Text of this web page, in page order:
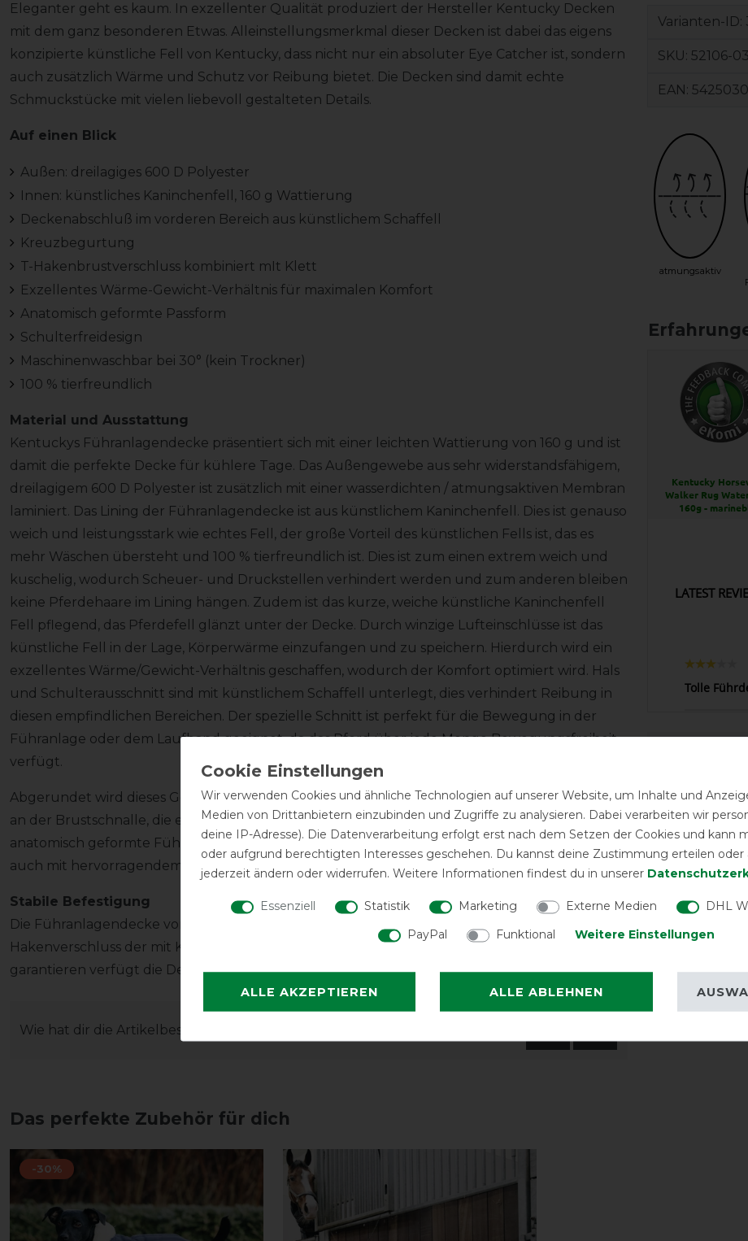
Eleganter geht es kaum. In exzellenter Qualität produziert der Hersteller Kentucky Decken
mit dem ganz besonderen Etwas. Alleinstellungsmerkmal dieser Decken ist dabei das eigens
konzipierte künstliche Fell von Kentucky, dass nicht nur ein absoluter Eye Catcher ist, sondern
auch zusätzlich Wärme und Schutz vor Reibung bietet. Die Decken sind damit echte
Schmuckstücke mit vielen liebevoll gestalteten Details.
Auf einen Blick
Außen: dreilagiges 600 D Polyester
Innen: künstliches Kaninchenfell, 160 g Wattierung
Deckenabschluß im vorderen Bereich aus künstlichem Schaffell
Kreuzbegurtung
T-Hakenbrustverschluss kombiniert mIt Klett
Exzellentes Wärme-Gewicht-Verhältnis für maximalen Komfort
Anatomisch geformte Passform
Schulterfreidesign
Maschinenwaschbar bei 30° (kein Trockner)
100 % tierfreundlich
Material und Ausstattung
Kentuckys Führanlagendecke präsentiert sich mit einer leichten Wattierung von 160 g und ist
damit die perfekte Decke für kühlere Tage. Das Außengewebe aus sehr widerstandsfähigem,
dreilagigem 600 D Polyester ist zusätzlich mit einer wasserdichten / atmungsaktiven Membran
laminiert. Das Lining der Führanlagendecke ist aus künstlichem Kaninchenfell. Dies ist genauso
weich und leistungsstark wie echtes Fell, der große Vorteil des künstlichen Fells ist, das es
mehr Wäschen übersteht und 100 % tierfreundlich ist. Dies ist zum einen extrem weich und
kuschelig, wodurch Scheuer- und Druckstellen verhindert werden und zum anderen bleiben
keine Pferdehaare im Lining hängen. Zudem ist das kurze, weiche künstliche Kaninchenfell
Fell pflegend, das Pferdefell glänzt unter der Decke. Durch winzige Lufteinschlüsse ist das
künstliche Fell in der Lage, Körperwärme einzufangen und zu speichern. Hierdurch wird ein
exzellentes Wärme/Gewicht-Verhältnis geschaffen, wodurch der Komfort optimiert wird. Hals
und Schulterausschnitt sind mit künstlichem Schaffell unterlegt, dies verhindert Reibung in
diesen empfindlichen Bereichen. Der spezielle Schnitt ist perfekt für die Bewegung in der
Führanlage oder dem Laufband geeignet, da das Pferd über jede Menge Bewegungsfreiheit
verfügt.
Abgerundet wird dieses Gesamtkonzept durch liebevoll gestaltete kleine Lederapplikationen
an der Brustschnalle, die ebenso hochwertig sind, wie die Kreuzgurte. Damit bietet die
anatomisch geformte Führanlagendecke nicht nur ein modisches Highlight, sondern glänzt
auch mit hervorragendem Komfort und Funktionalität.
Stabile Befestigung
Die Führanlagendecke von Kentucky schließt an der Brust über einen klassischen T-
Hakenverschluss der mit Klett unterlegt ist. Um einen sicheren und komfortablen Sitz zu
garantieren verfügt die Decke über eine verstellbare Kreuzbegurtung.
Wie hat dir die Artikelbeschreibung gefallen?
Varianten-ID:
SKU: 52106-
EAN:
atmungsaktiv
Kentucky
Walker Rug
160g -
LATEST
Tolle
Das perfekte Zubehör für dich
-30%
Wir verwenden Cookies und ähnliche Technologien auf unserer Website, um Inhalte und
Medien von Drittanbietern einzubinden und Zugriffe zu analysieren. Dabei verarbeiten wir
deine IP-Adresse). Die Datenverarbeitung erfolgt erst nach dem Setzen der Cookies und kann
oder aufgrund berechtigten Interesses geschehen. Du kannst deine Zustimmung erteilen oder
jederzeit ändern oder widerrufen. Weitere Informationen findest du in unserer
Essenziell Statistik Marketing Externe Medien
DHL
PayPal
Funktional Weitere Einstellungen
ALLE AKZEPTIEREN ALLE ABLEHNEN